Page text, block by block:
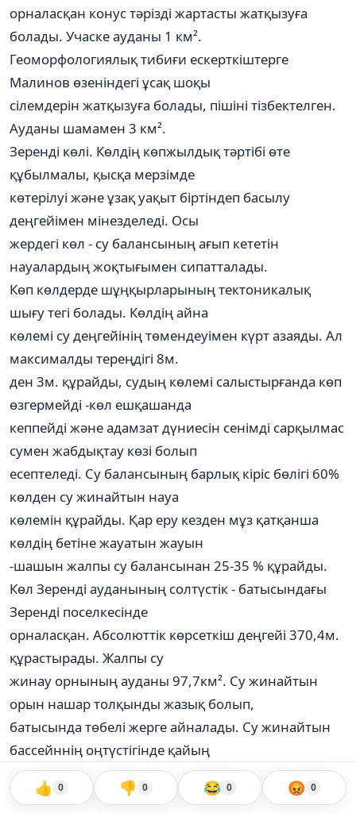
орналасқан конус тәрізді жартасты жатқызуға
болады. Учаске ауданы 1 км².
Геоморфологиялық тибиғи ескерткіштерге
Малинов өзеніндегі ұсақ шоқы
сілемдерін жатқызуға болады, пішіні тізбектелген.
Ауданы шамамен 3 км².
Зеренді көлі. Көлдің көпжылдық тәртібі өте
құбылмалы, қысқа мерзімде
көтерілуі және ұзақ уақыт біртіндеп басылу
деңгейімен мінезделеді. Осы
жердегі көл - су балансының ағып кететін
науалардың жоқтығымен сипатталады.
Көп көлдерде шұңқырларының тектоникалық
шығу тегі болады. Көлдің айна
көлемі су деңгейінің төмендеуімен күрт азаяды. Ал
максималды тереңдігі 8м.
ден 3м. құрайды, судың көлемі салыстырғанда көп
өзгермейді -көл ешқашанда
кеппейді және адамзат дүниесін сенімді сарқылмас
сумен жабдықтау көзі болып
есептеледі. Су балансының барлық кіріс бөлігі 60%
көлден су жинайтын науа
көлемін құрайды. Қар еру кезден мұз қатқанша
көлдің бетіне жауатын жауын
-шашын жалпы су балансынан 25-35 % құрайды.
Көл Зеренді ауданының солтүстік - батысындағы
Зеренді поселкесінде
орналасқан. Абсолюттік көрсеткіш деңгейі 370,4м.
құрастырады. Жалпы су
жинау орнының ауданы 97,7км². Су жинайтын
орын нашар толқынды жазық болып,
батысында төбелі жерге айналады. Су жинайтын
бассейннің оңтүстігінде қайың
мен қарағай орманы. Су жинайтын жердің негізгі
бөлігін егістік басып жатыр.
👍 0 👎 0 😂 0 😡 0